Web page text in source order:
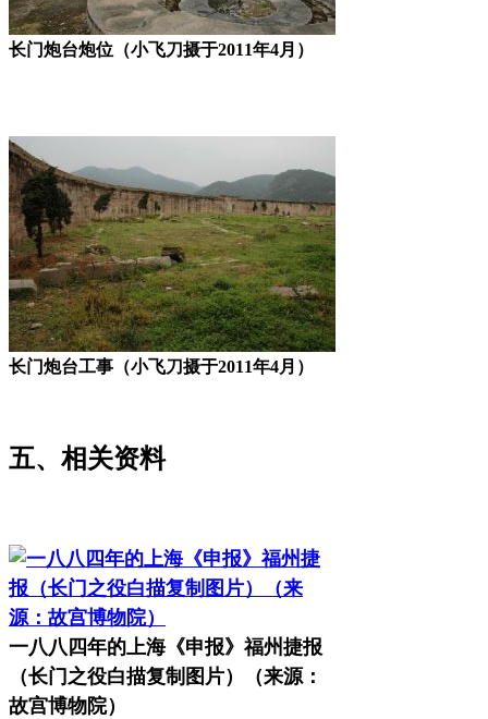
长门炮台炮位（小飞刀摄于2011年4月）
长门炮台工事（小飞刀摄于2011年4月）
五、相关资料
一八八四年的上海《申报》福州捷报
（长门之役白描复制图片）（来源：
故宫博物院）